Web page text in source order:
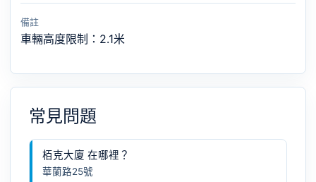
備註
車輛高度限制：2.1米
常見問題
栢克大廈 在哪裡？
華蘭路25號